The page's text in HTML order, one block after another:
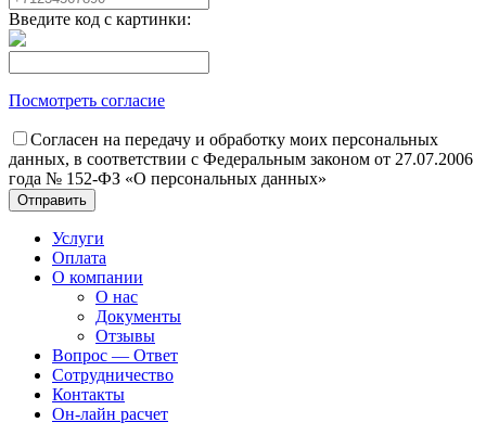
Введите код с картинки:
Посмотреть согласие
Согласен на передачу и обработку моих персональных
данных, в соответствии с Федеральным законом от 27.07.2006
года № 152-ФЗ «О персональных данных»
Отправить
Услуги
Оплата
О компании
О нас
Документы
Отзывы
Вопрос — Ответ
Сотрудничество
Контакты
Он-лайн расчет